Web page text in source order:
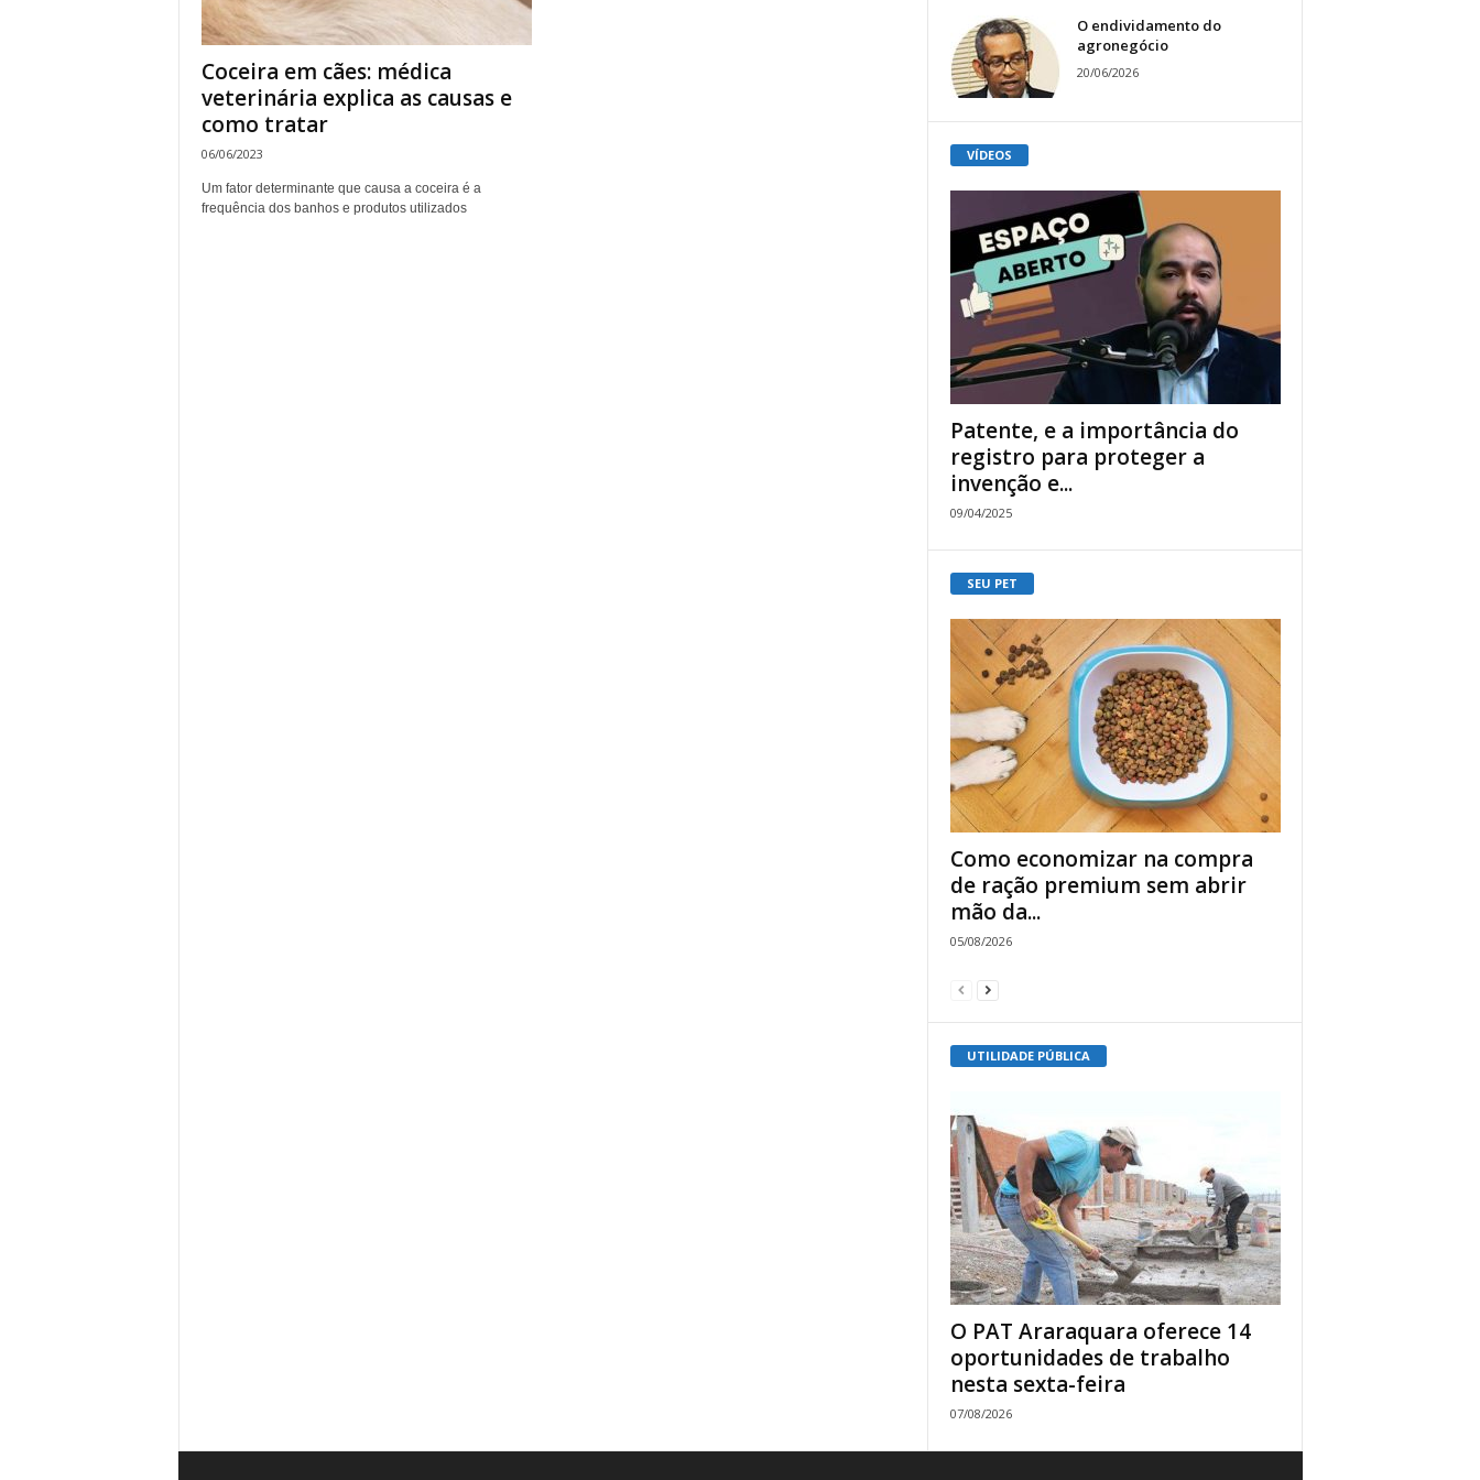
Coceira em cães: médica
veterinária explica as causas e
como tratar
06/06/2023
Um fator determinante que causa a coceira é a
frequência dos banhos e produtos utilizados
O endividamento do
agronegócio
20/06/2026
VÍDEOS
Patente, e a importância do
registro para proteger a
invenção e...
09/04/2025
SEU PET
Como economizar na compra
de ração premium sem abrir
mão da...
05/08/2026
UTILIDADE PÚBLICA
O PAT Araraquara oferece 14
oportunidades de trabalho
nesta sexta-feira
07/08/2026